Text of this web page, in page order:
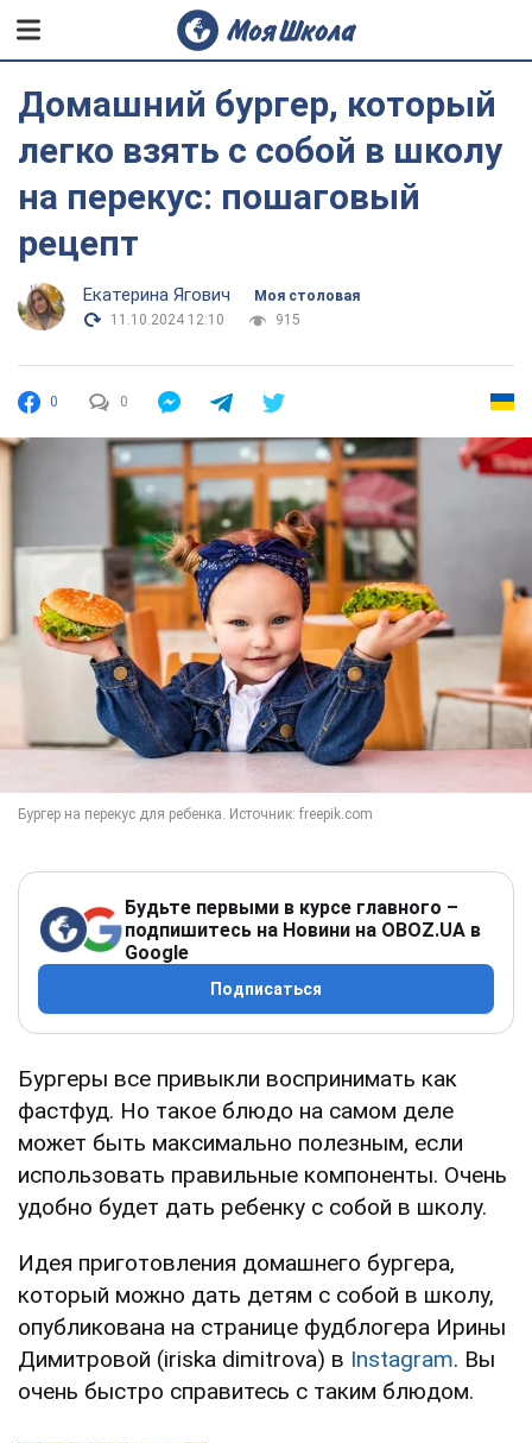
Домашний бургер, который
легко взять с собой в школу
на перекус: пошаговый
рецепт
Екатерина Ягович
Моя столовая
11.10.2024 12:10
915
0 0
Будьте первыми в курсе главного –
подпишитесь на Новини на OBOZ.UA в
Google
Подписаться
Бургеры все привыкли воспринимать как
фастфуд. Но такое блюдо на самом деле
может быть максимально полезным, если
использовать правильные компоненты. Очень
удобно будет дать ребенку с собой в школу.
Идея приготовления домашнего бургера,
который можно дать детям с собой в школу,
опубликована на странице фудблогера Ирины
Димитровой (iriska dimitrova) в Instagram. Вы
очень быстро справитесь с таким блюдом.